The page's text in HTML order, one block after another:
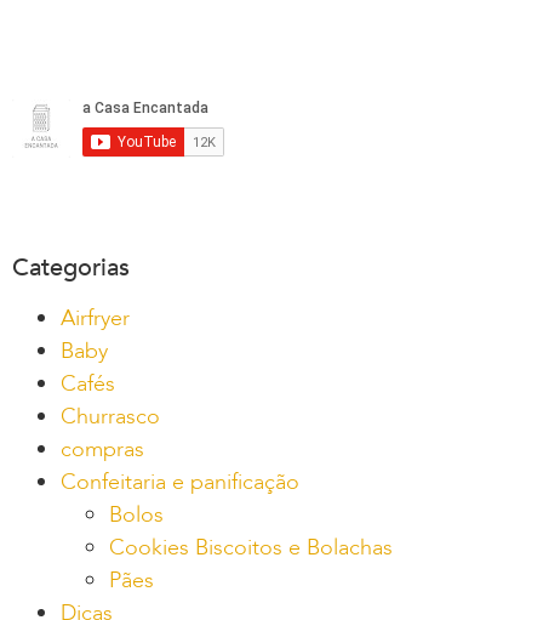
Categorias
Airfryer
Baby
Cafés
Churrasco
compras
Confeitaria e panificação
Bolos
Cookies Biscoitos e Bolachas
Pães
Dicas